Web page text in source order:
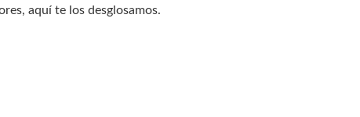
aquí te los desglosamos.